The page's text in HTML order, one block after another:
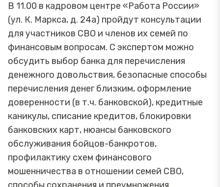
В 11.00 в кадровом центре «Работа России»
(ул. К. Маркса, д. 24а) пройдут консультации
для участников СВО и членов их семей по
финансовым вопросам. С экспертом можно
обсудить выбор банка для перечисления
денежного довольствия, безопасные способы
перечисления денег близким, оформление
доверенности (в т.ч. банковской), кредитные
каникулы, списание кредитов, блокировки
банковских карт, нюансы банковского
обслуживания бойцов-банкротов,
профилактику схем финансового
мошенничества в отношении семей СВО,